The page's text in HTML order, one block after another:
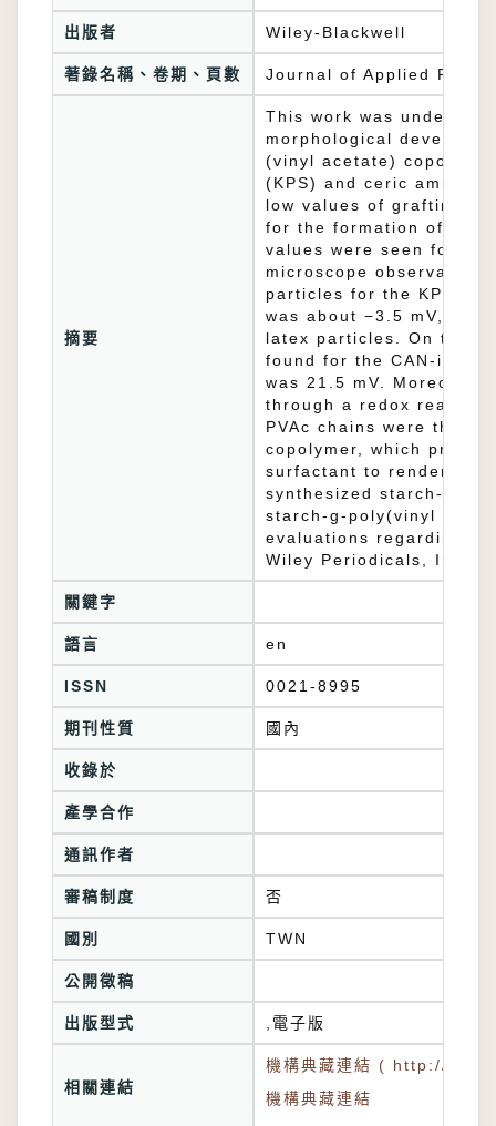
出版者 Wiley-Blackwell
著錄名稱、卷期、頁數 Journal of Applied
摘要
This work was
morphological
(vinyl acetate)
(KPS) and ceric
low values of grafting
for the formation of
values were seen for
microscope
particles for the KPS-
was about −3.5 mV,
latex particles. On the
found for the CAN-
was 21.5 mV.
through a redox
PVAc chains were thus
copolymer, which
surfactant to render a
synthesized starch-g-
starch-g-poly(vinyl
evaluations regarding
Wiley Periodicals, Inc. J
關鍵字
語言 en
ISSN 0021-8995
期刊性質 國內
收錄於
產學合作
通訊作者
審稿制度 否
國別 TWN
公開徵稿
出版型式 ,電子版
相關連結
機構典藏連結 ( http://
機構典藏連結